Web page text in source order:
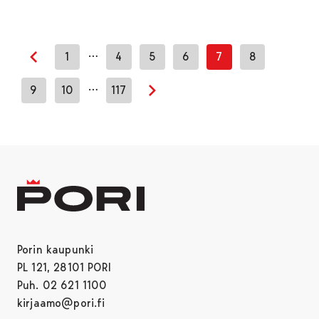
Edellinen sivu
1 … 4 5 6 7 8
9 10 … 117
Seuraava sivu
Porin kaupunki
PL 121, 28101 PORI
Puh. 02 621 1100
kirjaamo@pori.fi